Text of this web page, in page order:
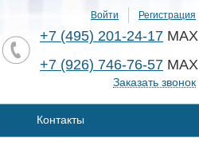
Войти Регистрация
+7 (495) 201-24-17 MAX
+7 (926) 746-76-57 MAX
Заказать звонок
Контакты